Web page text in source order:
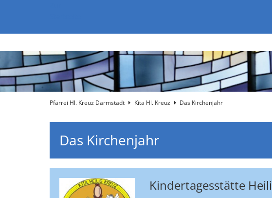
Pfarrei Hl. Kreuz Darmstadt Kita Hl. Kreuz Das Kirchenjahr
Das Kirchenjahr
Kindertagesstätte